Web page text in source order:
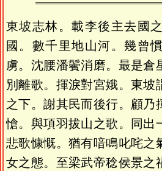
東坡志林。載李後主去國
國。數千里地山河。幾曾
虜。沈腰潘鬢消磨。最是倉
別離歌。揮淚對宮娥。東坡
之下。謝其民而後行。顧乃
愴。與項羽拔山之歌。同出
悲歌慷慨。猶有喑鳴叱咤之
女之態。至梁武帝稔侯景之